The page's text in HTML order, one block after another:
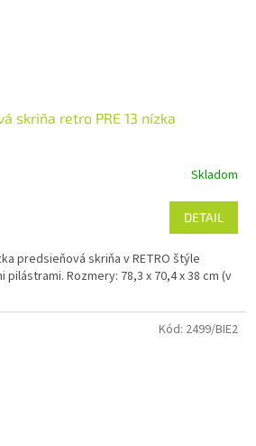
skriňa retro PRE 13 nízka
Skladom
DETAIL
predsieňová skriňa v RETRO štýle
Rozmery: 78,3 x 70,4 x 38 cm (v
Kód: 2499/BIE2